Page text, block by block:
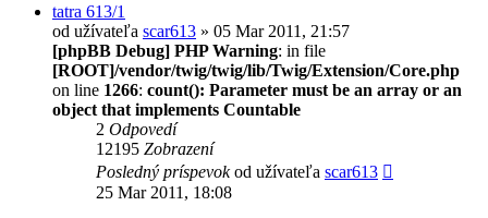
tatra 613/1
od užívateľa scar613 » 05 Mar 2011, 21:57
[phpBB Debug] PHP Warning: in file
[ROOT]/vendor/twig/twig/lib/Twig/Extension/Core.php
on line 1266: count(): Parameter must be an array or an
object that implements Countable
2 Odpovedí
12195 Zobrazení
Posledný príspevokod užívateľa scar613
25 Mar 2011, 18:08